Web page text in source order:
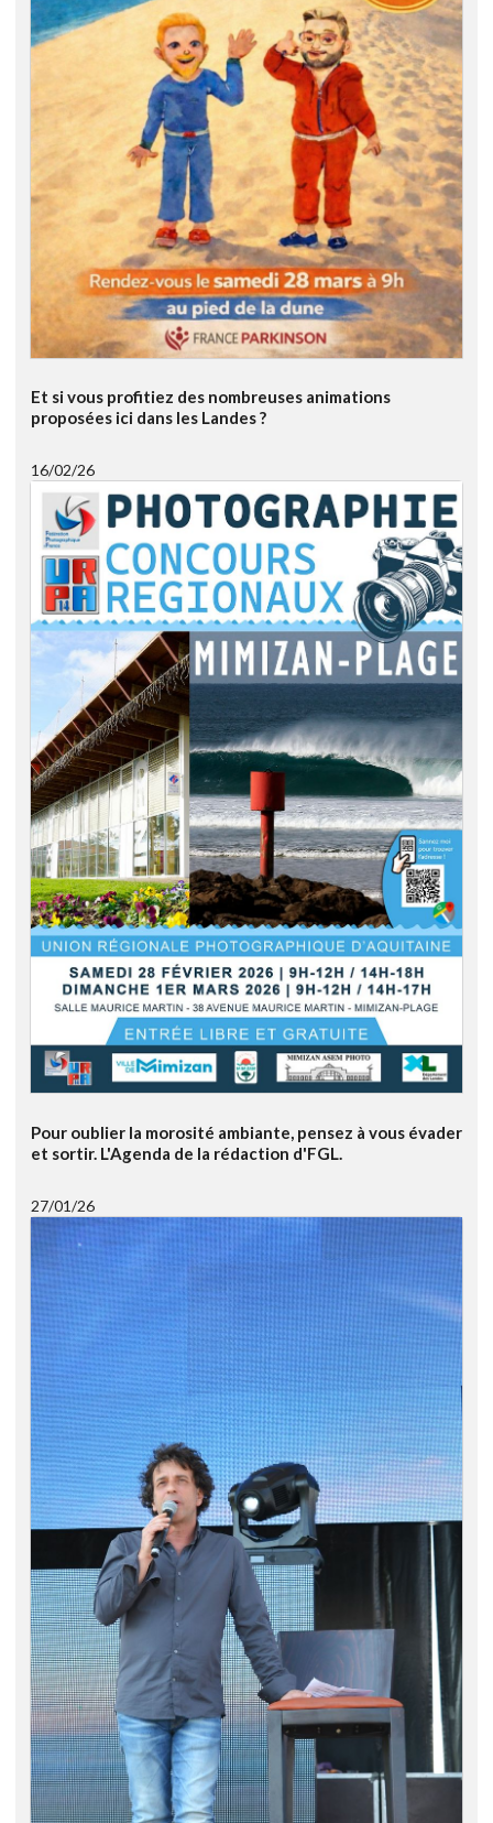
Et si vous profitiez des nombreuses animations
proposées ici dans les Landes ?
16/02/26
Pour oublier la morosité ambiante, pensez à vous évader
et sortir. L'Agenda de la rédaction d'FGL.
27/01/26